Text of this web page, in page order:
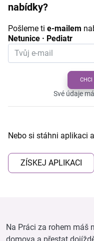
nabídky?
Pošleme ti e-mailem
Netunice · Pediatr
CHCI
Své údaje
Nebo si stáhni aplikaci
ZÍSKEJ APLIKACI
Na Práci za rohem máš
domova a přestat